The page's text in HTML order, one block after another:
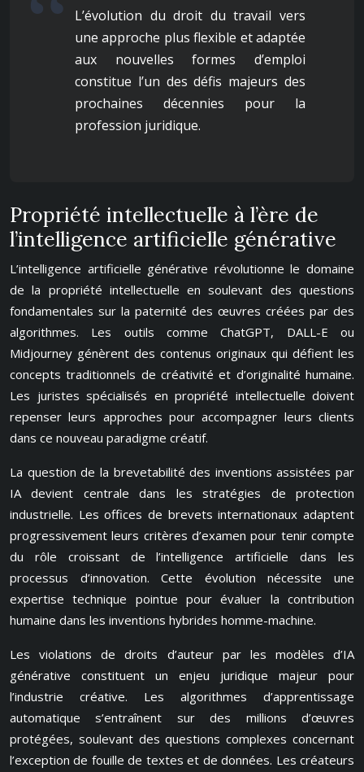
L’évolution du droit du travail vers
une approche plus flexible et adaptée
aux nouvelles formes d’emploi
constitue l’un des défis majeurs des
prochaines décennies pour la
profession juridique.
Propriété intellectuelle à l’ère de
l’intelligence artificielle générative
L’intelligence artificielle générative révolutionne le domaine
de la propriété intellectuelle en soulevant des questions
fondamentales sur la paternité des œuvres créées par des
algorithmes. Les outils comme ChatGPT, DALL-E ou
Midjourney génèrent des contenus originaux qui défient les
concepts traditionnels de créativité et d’originalité humaine.
Les juristes spécialisés en propriété intellectuelle doivent
repenser leurs approches pour accompagner leurs clients
dans ce nouveau paradigme créatif.
La question de la brevetabilité des inventions assistées par
IA devient centrale dans les stratégies de protection
industrielle. Les offices de brevets internationaux adaptent
progressivement leurs critères d’examen pour tenir compte
du rôle croissant de l’intelligence artificielle dans les
processus d’innovation. Cette évolution nécessite une
expertise technique pointue pour évaluer la contribution
humaine dans les inventions hybrides homme-machine.
Les violations de droits d’auteur par les modèles d’IA
générative constituent un enjeu juridique majeur pour
l’industrie créative. Les algorithmes d’apprentissage
automatique s’entraînent sur des millions d’œuvres
protégées, soulevant des questions complexes concernant
l’exception de fouille de textes et de données. Les créateurs